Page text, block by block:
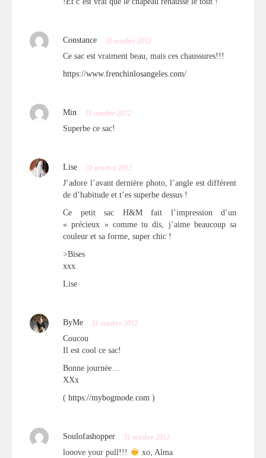
Constance 31 octobre 2012
Ce sac est vraiment beau, mais ces chaussures!!!
https://www.frenchinlosangeles.com/
Min 31 octobre 2012
Superbe ce sac!
Lise 31 octobre 2012
J’adore l’avant dernière photo, l’angle est différent
de d’habitude et t’es superbe dessus !
Ce petit sac H&M fait l’impression d’un
« précieux » comme tu dis, j’aime beaucoup sa
couleur et sa forme, super chic !
>Bises
xxx
Lise
ByMe 31 octobre 2012
Coucou
Il est cool ce sac!
Bonne journée…
XXx
( https://mybogmode.com )
Soulofashopper 31 octobre 2012
looove your pull!!!
xo, Alma